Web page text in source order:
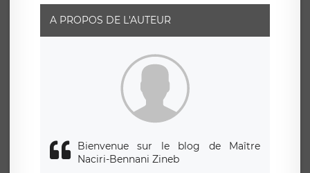
rue Léopold Sédar Senghor, joignable à l’adresse mail :
responsabledetraitement@legavox.fr. Vous avez
également le droit d’introduire une réclamation auprès
d’une autorité de contrôle.
A PROPOS DE L'AUTEUR
Bienvenue sur le blog de Maître
Naciri-Bennani Zineb